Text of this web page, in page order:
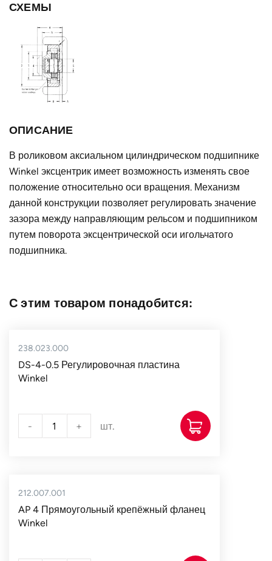
подшипника D,
Тип профиля
Тип
подшипника
Тип крепёжного
диаметр d, мм
Ширина без
цапфы h, мм
56-60
T, мм
Страна Германия
СХЕМЫ
ОПИСАНИЕ
В роликовом аксиальном цилиндрическом подшипнике
Winkel эксцентрик имеет возможность изменять свое
положение относительно оси вращения. Механизм
данной конструкции позволяет регулировать значение
зазора между направляющим рельсом и подшипником
путем поворота эксцентрической оси игольчатого
подшипника.
С этим товаром понадобится:
238.023.000
DS-4-0.5 Регулировочная пластина
Winkel
- + шт.
212.007.001
AP 4 Прямоугольный крепёжный фланец
Winkel